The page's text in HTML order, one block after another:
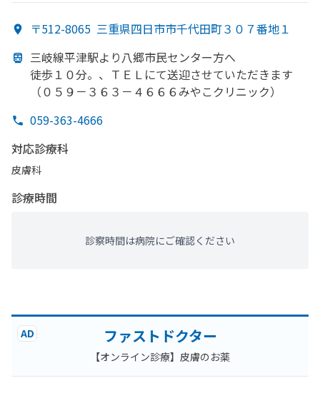
〒512-8065 三重県四日市市千代田町３０７番地１
三岐線平津駅より八郷市民センター方へ
徒歩１０分。、 ＴＥＬにて送迎させていただきます
（０５９－３６３－４６６６みや こクリニック）
059-363-4666
対応診療科
皮膚科
診療時間
診察時間は病院にご確認ください
AD ファストドクター
【オンライン診療】皮膚のお薬